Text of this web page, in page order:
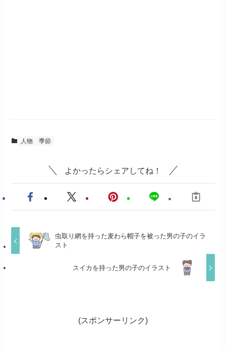
人物 季節
よかったらシェアしてね！
虫取り網を持った麦わら帽子を被った男の子のイラ
スト
スイカを持った男の子のイラスト
(スポンサーリンク)